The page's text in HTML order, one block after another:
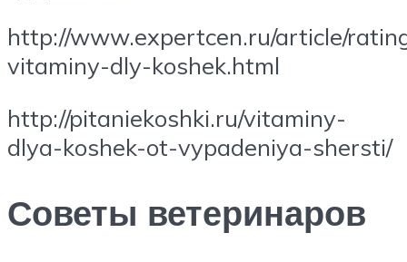
http://www.expertcen.ru/article/
vitaminy-dly-koshek.html
http://pitaniekoshki.ru/vitaminy-
dlya-koshek-ot-vypadeniya-shersti/
Советы ветеринаров